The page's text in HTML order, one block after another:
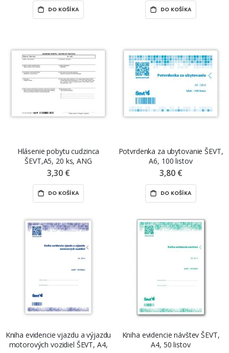
DO KOŠÍKA DO KOŠÍKA
Hlásenie pobytu cudzinca
ŠEVT,A5, 20 ks, ANG
3,30 €
DO KOŠÍKA
Potvrdenka za ubytovanie ŠEVT,
A6, 100 listov
3,80 €
DO KOŠÍKA
Kniha evidencie vjazdu a výjazdu
motorových vozidiel ŠEVT, A4,
Kniha evidencie návštev ŠEVT,
A4, 50 listov